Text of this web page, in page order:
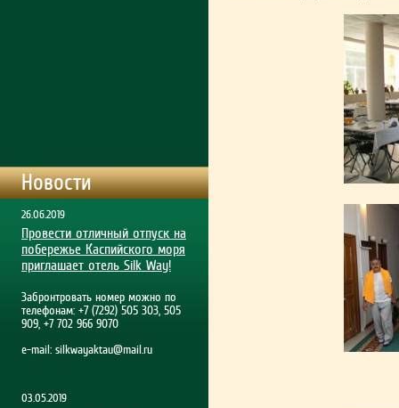
Новости
26.06.2019
Провести отличный отпуск на
побережье Каспийского моря
приглашает отель Silk Way!
Забронтровать номер можно по
телефонам: +7 (7292) 505 303, 505
909, +7 702 966 9070
e-mail: silkwayaktau@mail.ru
03.05.2019